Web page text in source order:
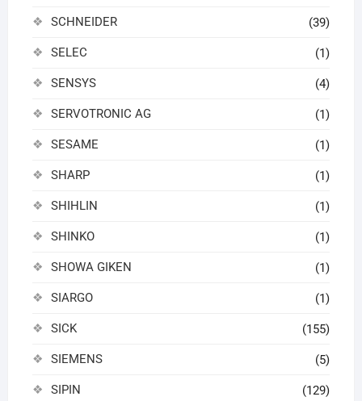
SCHNEIDER (39)
SELEC (1)
SENSYS (4)
SERVOTRONIC AG (1)
SESAME (1)
SHARP (1)
SHIHLIN (1)
SHINKO (1)
SHOWA GIKEN (1)
SIARGO (1)
SICK (155)
SIEMENS (5)
SIPIN (129)